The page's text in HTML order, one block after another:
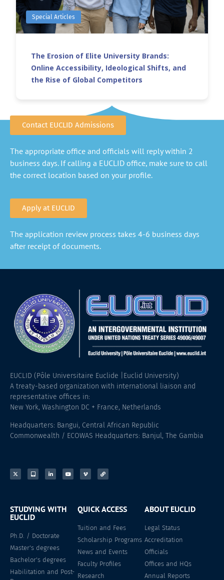
Special Articles
The Erosion of Elite University Brands:
Online Accessibility, Ideological Shifts, and
the Rise of Global Competitors
Contact EUCLID Admissions
The appropriate office and officials will reply within 2
business days. If calling a EUCLID office, make sure to call
the correct location based on your profile.
Apply at EUCLID
The application review process takes 4-6 business days
after receipt of documents.
EUCLID (Pôle Universitaire Euclide |Euclid University)
A treaty-based organization with international liaison and
representative offices in:
New York, Washington DC + France, Netherlands
Headquarters: Bangui, Central African Republic
Commonwealth / ECOWAS Headquarters: Banjul, The Gambia
STUDYING WITH
EUCLID
Ph.D. / Doctorate
Master's degrees
Bachelor's degrees
Habilitation and Post-
QUICK ACCESS
Tuition and Fees
Scholarship Programs
News and Events
Faculty Profiles
Research
ABOUT EUCLID
Legal Status
Accreditation
Officials
Offices and HQs
Annual Reports